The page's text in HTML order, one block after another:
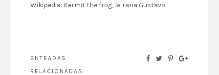
Wikipedia: Kermit the frog, la rana Gustavo.
ENTRADAS
RELACIONADAS: